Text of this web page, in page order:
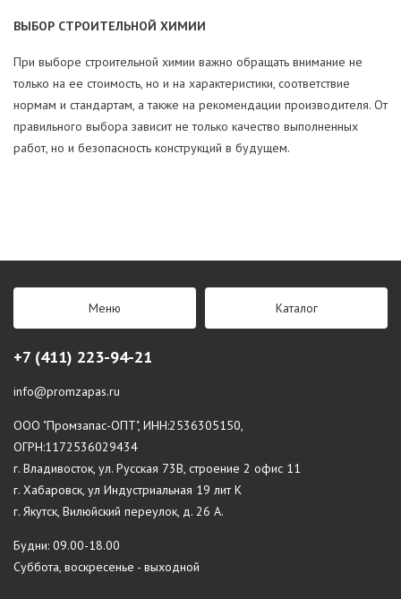
ВЫБОР СТРОИТЕЛЬНОЙ ХИМИИ
При выборе строительной химии важно обращать внимание не
только на ее стоимость, но и на характеристики, соответствие
нормам и стандартам, а также на рекомендации производителя. От
правильного выбора зависит не только качество выполненных
работ, но и безопасность конструкций в будущем.
Меню Каталог
+7 (411) 223-94-21
info@promzapas.ru
ООО "Промзапас-ОПТ", ИНН:2536305150,
ОГРН:1172536029434
г. Владивосток, ул. Русская 73В, строение 2 офис 11
г. Хабаровск, ул Индустриальная 19 лит К
г. Якутск, Вилюйский переулок, д. 26 А.
Будни: 09.00-18.00
Суббота, воскресенье - выходной